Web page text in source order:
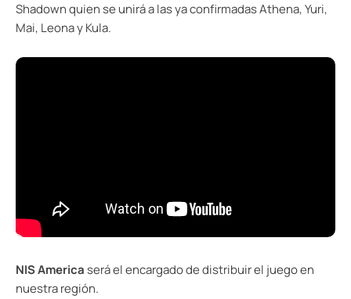
Shadown quien se unirá a las ya confirmadas Athena, Yuri,
Mai, Leona y Kula.
NIS Americaserá el encargado de distribuir el juego en
nuestra región.